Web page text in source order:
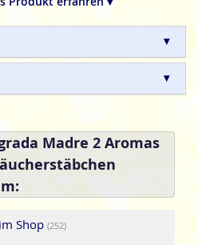
und bezwinge deine
Räucherstäbchen sind in
ohne tierische,
Holzkohle, Fruchtbiomasse,
Madre 2 Aromas
Shop (252)